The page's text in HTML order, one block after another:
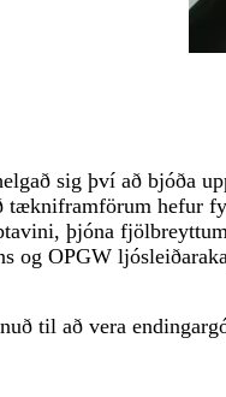
sig því að bjóða
þjóna
OPGW
til að vera